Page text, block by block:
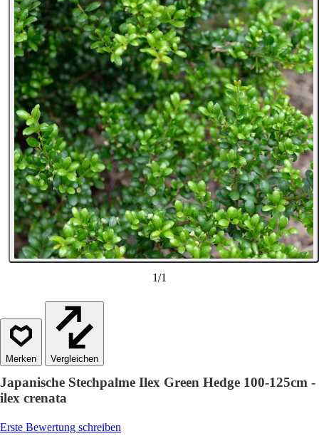
1/1
Vergleichen
Japanische Stechpalme Ilex Green Hedge 100-125cm -
ilex crenata
Erste Bewertung schreiben